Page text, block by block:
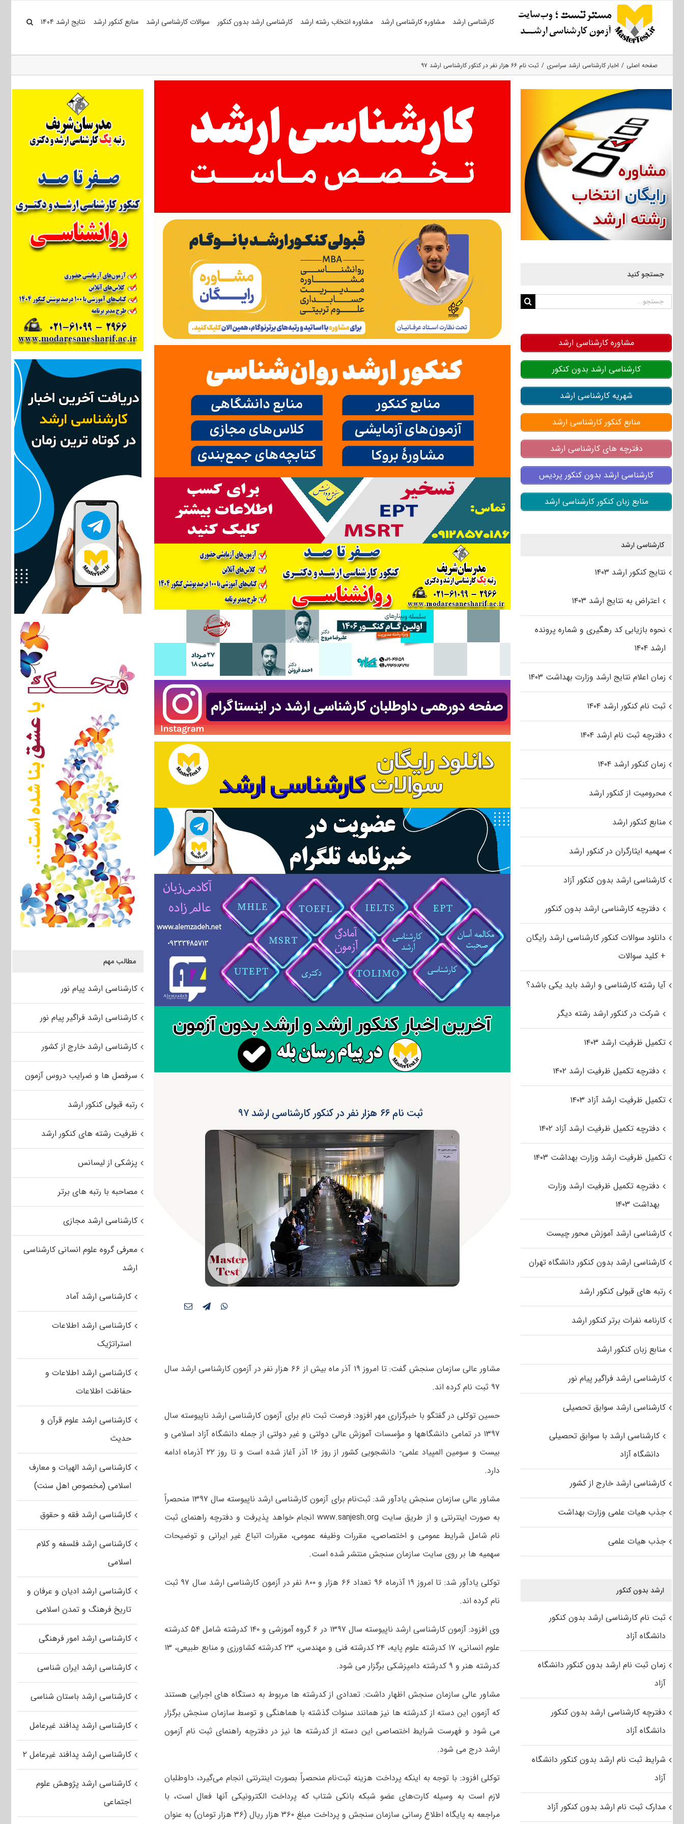
کارشناسی ارشد مشاوره کارشناسی ارشد مشاوره انتخاب رشته ارشد کارشناسی ارشد بدون کنکور سوالات کارشناسی ارشد منابع کنکور ارشد نتایج ارشد ۱۴۰۴
صفحه اصلی اخبار کارشناسی ارشد سراسری ثبت نام ۶۶ هزار نفر در کنکور کارشناسی ارشد ۹۷
ثبت نام ۶۶ هزار نفر در کنکور کارشناسی ارشد ۹۷
مشاور عالی سازمان سنجش گفت: تا امروز ۱۹ آذر ماه بیش از ۶۶ هزار نفر در آزمون کارشناسی ارشد سال
۹۷ ثبت نام کرده اند.
حسین توکلی در گفتگو با خبرگزاری مهر افزود: فرصت ثبت نام برای آزمون کارشناسی ارشد ناپیوسته سال
۱۳۹۷ در تمامی دانشگاهها و مؤسسات آموزش عالی دولتی و غیر دولتی از جمله دانشگاه آزاد اسلامی و
بیست و سومین المپیاد علمی- دانشجویی کشور از روز ۱۶ آذر آغاز شده است و تا روز ۲۲ آذرماه ادامه
دارد.
مشاور عالی سازمان سنجش یادآور شد: ثبت‌نام برای آزمون کارشناسی ارشد ناپیوسته سال ۱۳۹۷ منحصراً
به صورت اینترنتی و از طریق سایت www.sanjesh.org انجام خواهد پذیرفت و دفترچه راهنمای ثبت
نام شامل شرایط عمومی و اختصاصی، مقررات وظیفه عمومی، مقررات اتباع غیر ایرانی و توضیحات
سهمیه ها بر روی سایت سازمان سنجش منتشر شده است.
توکلی یادآور شد: تا امروز ۱۹ آذرماه ۹۶ تعداد ۶۶ هزار و ۸۰۰ نفر در آزمون کارشناسی ارشد سال ۹۷ ثبت
نام کرده اند.
وی افزود: آزمون کارشناسی ارشد ناپیوسته سال ۱۳۹۷ در ۶ گروه آموزشی و ۱۴۰ کدرشته شامل ۵۴ کدرشته
علوم انسانی، ۱۷ کدرشته علوم پایه، ۲۴ کدرشته فنی و مهندسی، ۲۳ کدرشته کشاورزی و منابع طبیعی، ۱۳
کدرشته هنر و ۹ کدرشته دامپزشکی برگزار می شود.
مشاور عالی سازمان سنجش اظهار داشت: تعدادی از کدرشته ها مربوط به دستگاه های اجرایی هستند
که آزمون این دسته از کدرشته ها نیز همانند سنوات گذشته با هماهنگی و توسط سازمان سنجش برگزار
می شود و فهرست شرایط اختصاصی این دسته از کدرشته ها نیز در دفترچه راهنمای ثبت نام آزمون
ارشد درج می شود.
توکلی افزود: با توجه به اینکه پرداخت هزینه ثبت‌نام منحصراً بصورت اینترنتی انجام می‌گیرد، داوطلبان
لازم است به وسیله کارت‌های عضو شبکه بانکی شتاب که پرداخت الکترونیکی آنها فعال است، با
مراجعه به پایگاه اطلاع رسانی سازمان سنجش و پرداخت مبلغ ۳۶۰ هزار ریال (۳۶ هزار تومان) به عنوان
مطالب مهم
کارشناسی ارشد پیام نور
کارشناسی ارشد فراگیر پیام نور
کارشناسی ارشد خارج از کشور
سرفصل ها و ضرایب دروس آزمون
رتبه قبولی کنکور ارشد
ظرفیت رشته های کنکور ارشد
پزشکی از لیسانس
مصاحبه با رتبه های برتر
کارشناسی ارشد مجازی
معرفی گروه علوم انسانی کارشناسی
ارشد
کارشناسی ارشد آماد
کارشناسی ارشد اطلاعات
استراتژیک
کارشناسی ارشد اطلاعات و
حفاظت اطلاعات
کارشناسی ارشد علوم قرآن و
حدیث
کارشناسی ارشد الهیات و معارف
اسلامی (مخصوص اهل سنت)
کارشناسی ارشد فقه و حقوق
کارشناسی ارشد فلسفه و کلام
اسلامی
کارشناسی ارشد ادیان و عرفان و
تاریخ فرهنگ و تمدن اسلامی
کارشناسی ارشد امور فرهنگی
کارشناسی ارشد ایران شناسی
کارشناسی ارشد باستان شناسی
کارشناسی ارشد پدافند غیرعامل
کارشناسی ارشد پدافند غیرعامل ۲
کارشناسی ارشد پژوهش علوم
اجتماعی
جستجو کنید
جستجو
مشاوره کارشناسی ارشد
کارشناسی ارشد بدون کنکور
شهریه کارشناسی ارشد
منابع کنکور کارشناسی ارشد
دفترچه های کارشناسی ارشد
کارشناسی ارشد بدون کنکور پردیس
منابع زبان کنکور کارشناسی ارشد
کارشناسی ارشد
نتایج کنکور ارشد ۱۴۰۳
اعتراض به نتایج ارشد ۱۴۰۳
نحوه بازیابی کد رهگیری و شماره پرونده
ارشد ۱۴۰۴
زمان اعلام نتایج ارشد وزارت بهداشت ۱۴۰۳
ثبت نام کنکور ارشد ۱۴۰۴
دفترچه ثبت نام ارشد ۱۴۰۴
زمان کنکور ارشد ۱۴۰۴
محرومیت از کنکور ارشد
منابع کنکور ارشد
سهمیه ایثارگران در کنکور ارشد
کارشناسی ارشد بدون کنکور آزاد
دفترچه کارشناسی ارشد بدون کنکور
دانلود سوالات کنکور کارشناسی ارشد رایگان
+ کلید سوالات
آیا رشته کارشناسی و ارشد باید یکی باشد؟
شرکت در کنکور ارشد رشته دیگر
تکمیل ظرفیت ارشد ۱۴۰۳
دفترچه تکمیل ظرفیت ارشد ۱۴۰۲
تکمیل ظرفیت ارشد آزاد ۱۴۰۳
دفترچه تکمیل ظرفیت ارشد آزاد ۱۴۰۲
تکمیل ظرفیت ارشد وزارت بهداشت ۱۴۰۳
دفترچه تکمیل ظرفیت ارشد وزارت
بهداشت ۱۴۰۳
کارشناسی ارشد آموزش محور چیست
کارشناسی ارشد بدون کنکور دانشگاه تهران
رتبه های قبولی کنکور ارشد
کارنامه نفرات برتر کنکور ارشد
منابع زبان کنکور ارشد
کارشناسی ارشد فراگیر پیام نور
کارشناسی ارشد سوابق تحصیلی
کارشناسی ارشد با سوابق تحصیلی
دانشگاه آزاد
کارشناسی ارشد خارج از کشور
جذب هیات علمی وزارت بهداشت
جذب هیات علمی
ارشد بدون کنکور
ثبت نام کارشناسی ارشد بدون کنکور
دانشگاه آزاد
زمان ثبت نام ارشد بدون کنکور دانشگاه
آزاد
دفترچه کارشناسی ارشد بدون کنکور
دانشگاه آزاد
شرایط ثبت نام ارشد بدون کنکور دانشگاه
آزاد
مدارک ثبت نام ارشد بدون کنکور آزاد